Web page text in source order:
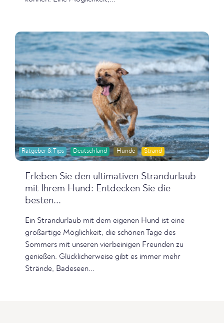
Ratgeber & Tips Deutschland Hunde Strand
Erleben Sie den ultimativen Strandurlaub
mit Ihrem Hund: Entdecken Sie die
besten...
Ein Strandurlaub mit dem eigenen Hund ist eine
großartige Möglichkeit, die schönen Tage des
Sommers mit unseren vierbeinigen Freunden zu
genießen. Glücklicherweise gibt es immer mehr
Strände, Badeseen...